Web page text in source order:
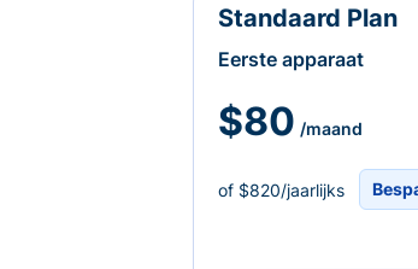
Standaard Plan
Eerste apparaat
$80 /maand
of $820/jaarlijks